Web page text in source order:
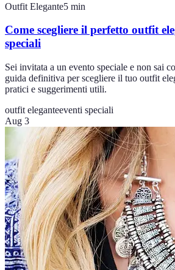
Outfit Elegante5 min
Come scegliere il perfetto outfit
speciali
Sei invitata a un evento speciale e non sai
guida definitiva per scegliere il tuo outfit
pratici e suggerimenti utili.
outfit eleganteeventi speciali
Aug 3